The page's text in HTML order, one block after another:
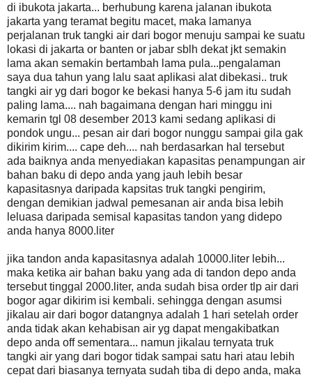
di ibukota jakarta... berhubung karena jalanan ibukota
jakarta yang teramat begitu macet, maka lamanya
perjalanan truk tangki air dari bogor menuju sampai ke suatu
lokasi di jakarta or banten or jabar sblh dekat jkt semakin
lama akan semakin bertambah lama pula...pengalaman
saya dua tahun yang lalu saat aplikasi alat dibekasi.. truk
tangki air yg dari bogor ke bekasi hanya 5-6 jam itu sudah
paling lama.... nah bagaimana dengan hari minggu ini
kemarin tgl 08 desember 2013 kami sedang aplikasi di
pondok ungu... pesan air dari bogor nunggu sampai gila gak
dikirim kirim.... cape deh.... nah berdasarkan hal tersebut
ada baiknya anda menyediakan kapasitas penampungan air
bahan baku di depo anda yang jauh lebih besar
kapasitasnya daripada kapsitas truk tangki pengirim,
dengan demikian jadwal pemesanan air anda bisa lebih
leluasa daripada semisal kapasitas tandon yang didepo
anda hanya 8000.liter
jika tandon anda kapasitasnya adalah 10000.liter lebih...
maka ketika air bahan baku yang ada di tandon depo anda
tersebut tinggal 2000.liter, anda sudah bisa order tlp air dari
bogor agar dikirim isi kembali. sehingga dengan asumsi
jikalau air dari bogor datangnya adalah 1 hari setelah order
anda tidak akan kehabisan air yg dapat mengakibatkan
depo anda off sementara... namun jikalau ternyata truk
tangki air yang dari bogor tidak sampai satu hari atau lebih
cepat dari biasanya ternyata sudah tiba di depo anda, maka